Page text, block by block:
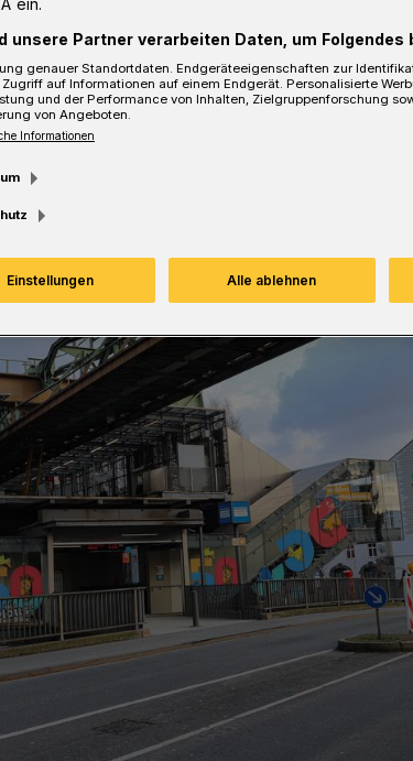
ein.
unsere Partner verarbeiten Daten, um Folgendes
genauer Standortdaten. Endgeräteeigenschaften zur
auf Informationen auf einem Endgerät. Personalisierte
und der Performance von Inhalten, Zielgruppenforschung
von Angeboten.
Informationen
Einstellungen Alle ablehnen